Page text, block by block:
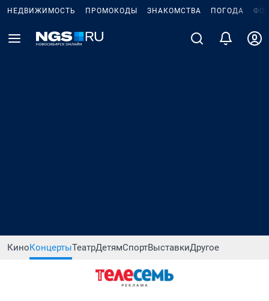
НЕДВИЖИМОСТЬ ПРОМОКОДЫ ЗНАКОМСТВА ПОГОДА
КиноКонцертыТеатрДетямСпортВыставкиДругое